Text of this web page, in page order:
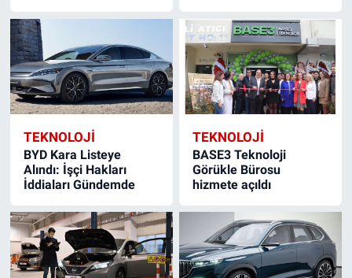
TEKNOLOJİ
BYD Kara Listeye
Alındı: İşçi Hakları
İddiaları Gündemde
TEKNOLOJİ
BASE3 Teknoloji
Görükle Bürosu
hizmete açıldı